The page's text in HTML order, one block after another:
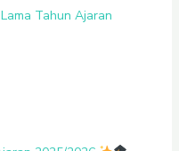
Tahun Ajaran